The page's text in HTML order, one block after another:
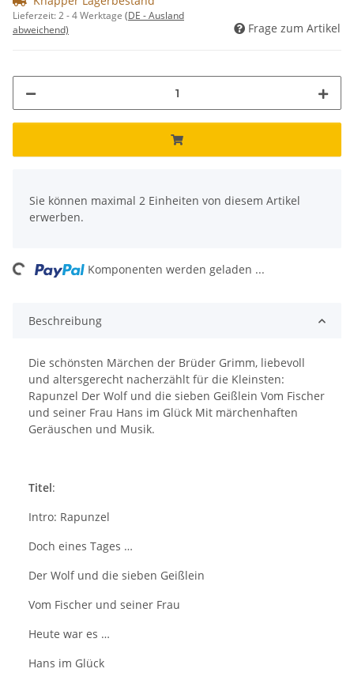
Lieferzeit:2 - 4 Werktage (DE - Ausland
abweichend)
Frage zum Artikel
Sie können maximal 2 Einheiten von diesem Artikel
erwerben.
Komponenten werden geladen ...
Beschreibung
Die schönsten Märchen der Brüder Grimm, liebevoll
und altersgerecht nacherzählt für die Kleinsten:
Rapunzel Der Wolf und die sieben Geißlein Vom Fischer
und seiner Frau Hans im Glück Mit märchenhaften
Geräuschen und Musik.
Titel:
Intro: Rapunzel
Doch eines Tages …
Der Wolf und die sieben Geißlein
Vom Fischer und seiner Frau
Heute war es …
Hans im Glück